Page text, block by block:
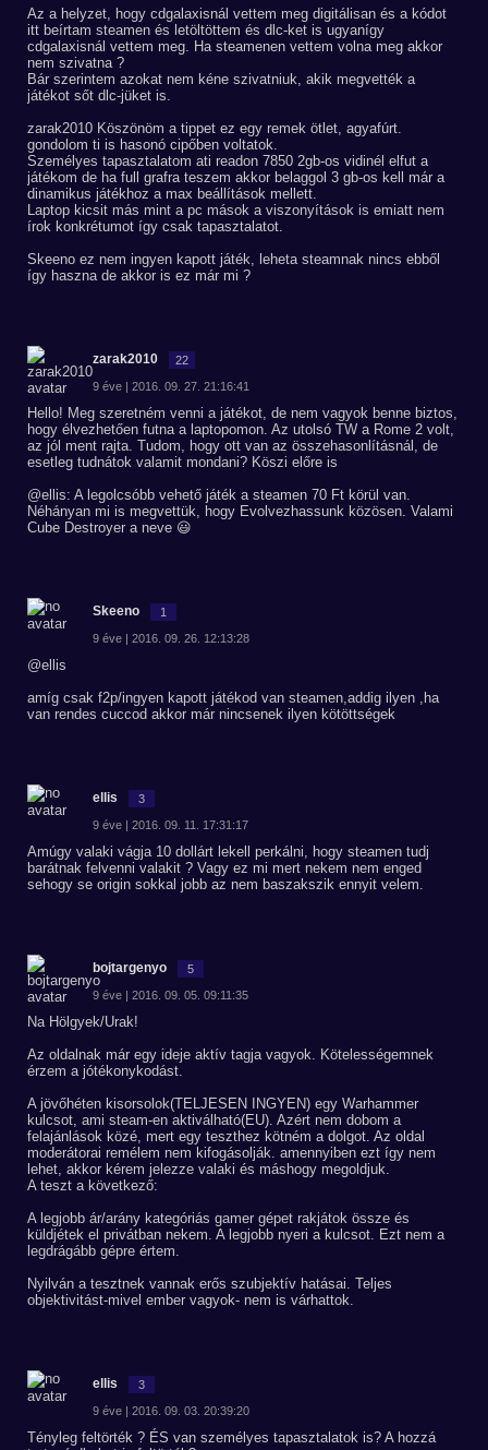
Az a helyzet, hogy cdgalaxisnál vettem meg digitálisan és a kódot
itt beírtam steamen és letöltöttem és dlc-ket is ugyanígy
cdgalaxisnál vettem meg. Ha steamenen vettem volna meg akkor
nem szivatna ?
Bár szerintem azokat nem kéne szivatniuk, akik megvették a
játékot sőt dlc-jüket is.
zarak2010 Köszönöm a tippet ez egy remek ötlet, agyafúrt.
gondolom ti is hasonó cipőben voltatok.
Személyes tapasztalatom ati readon 7850 2gb-os vidinél elfut a
játékom de ha full grafra teszem akkor belaggol 3 gb-os kell már a
dinamikus játékhoz a max beállítások mellett.
Laptop kicsit más mint a pc mások a viszonyítások is emiatt nem
írok konkrétumot így csak tapasztalatot.
Skeeno ez nem ingyen kapott játék, leheta steamnak nincs ebből
így haszna de akkor is ez már mi ?
zarak2010 22
9 éve | 2016. 09. 27. 21:16:41
Hello! Meg szeretném venni a játékot, de nem vagyok benne biztos,
hogy élvezhetően futna a laptopomon. Az utolsó TW a Rome 2 volt,
az jól ment rajta. Tudom, hogy ott van az összehasonlításnál, de
esetleg tudnátok valamit mondani? Köszi előre is
@ellis: A legolcsóbb vehető játék a steamen 70 Ft körül van.
Néhányan mi is megvettük, hogy Evolvezhassunk közösen. Valami
Cube Destroyer a neve 😃
Skeeno 1
9 éve | 2016. 09. 26. 12:13:28
@ellis
amíg csak f2p/ingyen kapott játékod van steamen,addig ilyen ,ha
van rendes cuccod akkor már nincsenek ilyen kötöttségek
ellis 3
9 éve | 2016. 09. 11. 17:31:17
Amúgy valaki vágja 10 dollárt lekell perkálni, hogy steamen tudj
barátnak felvenni valakit ? Vagy ez mi mert nekem nem enged
sehogy se origin sokkal jobb az nem baszakszik ennyit velem.
bojtargenyo 5
9 éve | 2016. 09. 05. 09:11:35
Na Hölgyek/Urak!
Az oldalnak már egy ideje aktív tagja vagyok. Kötelességemnek
érzem a jótékonykodást.
A jövőhéten kisorsolok(TELJESEN INGYEN) egy Warhammer
kulcsot, ami steam-en aktiválható(EU). Azért nem dobom a
felajánlások közé, mert egy teszthez kötném a dolgot. Az oldal
moderátorai remélem nem kifogásolják. amennyiben ezt így nem
lehet, akkor kérem jelezze valaki és máshogy megoldjuk.
A teszt a következő:
A legjobb ár/arány kategóriás gamer gépet rakjátok össze és
küldjétek el privátban nekem. A legjobb nyeri a kulcsot. Ezt nem a
legdrágább gépre értem.
Nyilván a tesztnek vannak erős szubjektív hatásai. Teljes
objektivitást-mivel ember vagyok- nem is várhattok.
ellis 3
9 éve | 2016. 09. 03. 20:39:20
Tényleg feltörték ? ÉS van személyes tapasztalatok is? A hozzá